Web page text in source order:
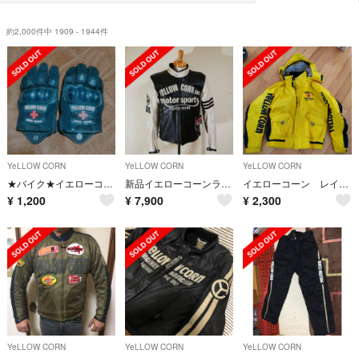
約2,000件中 1909 - 1944件
YeLLOW CORN
★バイク★イエローコーン★グローブ★
¥ 1,200
YeLLOW CORN
新品イエローコーンライダースジャケット
¥ 7,900
YeLLOW CORN
イエローコーン レインウェア 3L
¥ 2,300
YeLLOW CORN YeLLOW CORN YeLLOW CORN